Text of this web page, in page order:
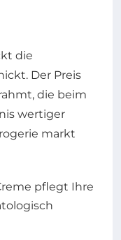
die
Der Preis
die beim
wertiger
markt
pflegt Ihre